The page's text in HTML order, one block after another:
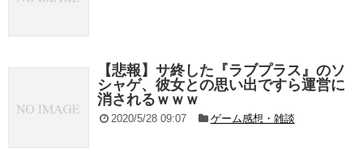
【悲報】サ終した『ラブプラス』のソ
シャゲ、彼女との思い出ですら運営に
消されるｗｗｗ
2020/5/28 09:07 ゲーム感想・雑談